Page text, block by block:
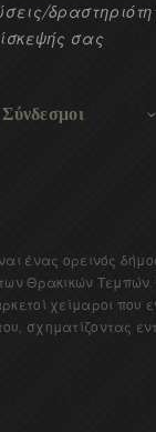
σας
Σύνδεσμοι
ένας ορεινός
Θρακικών Τεμπών.
χείμαροι που
σχηματίζοντας